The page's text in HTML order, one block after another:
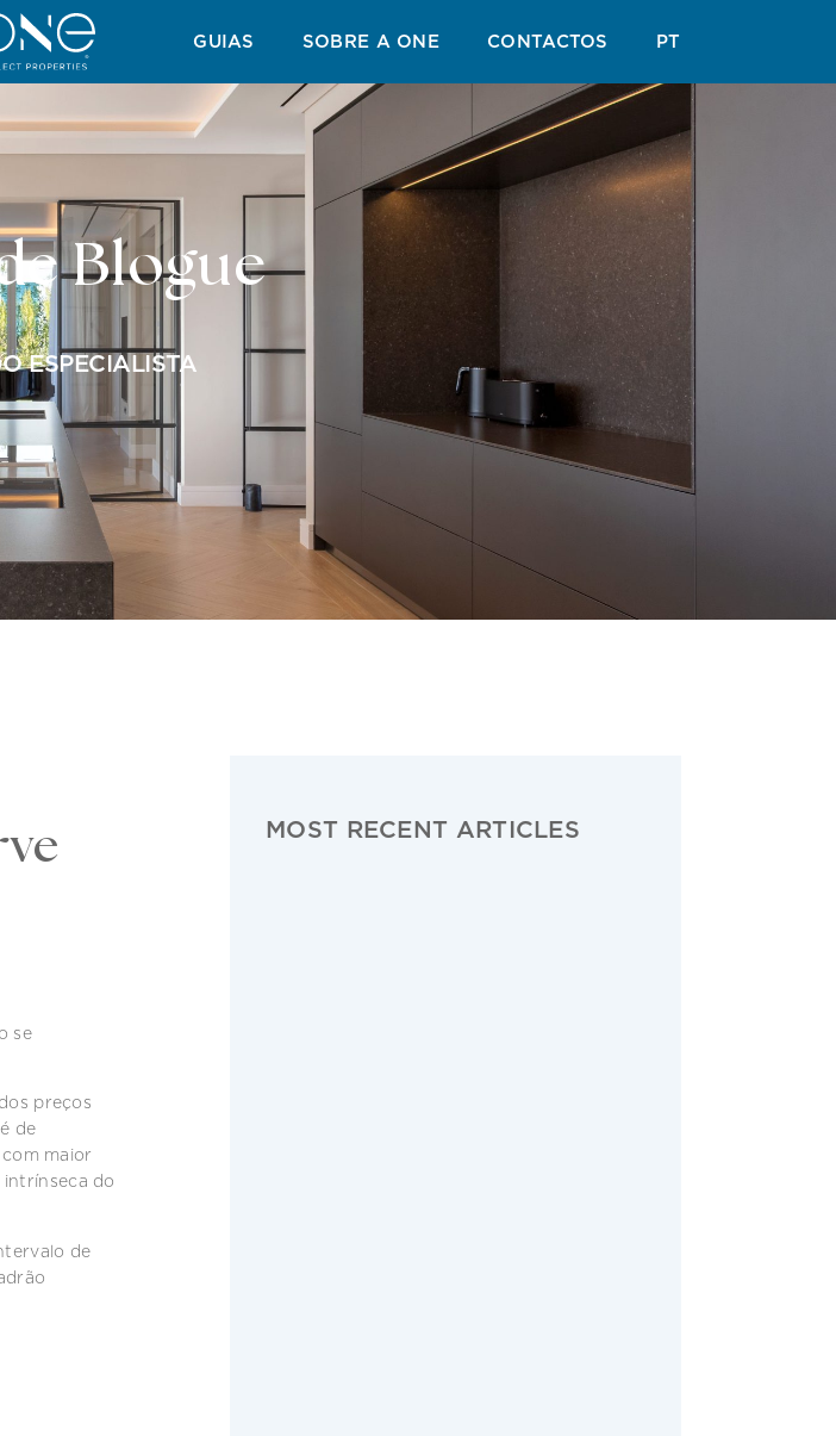
GUIAS SOBRE A ONE CONTACTOS PT
GUIA DE IMPOSTOS
Blogue
ESPECIALISTA
se
preços
de
maior
intrínseca do
de
MOST RECENT ARTICLES